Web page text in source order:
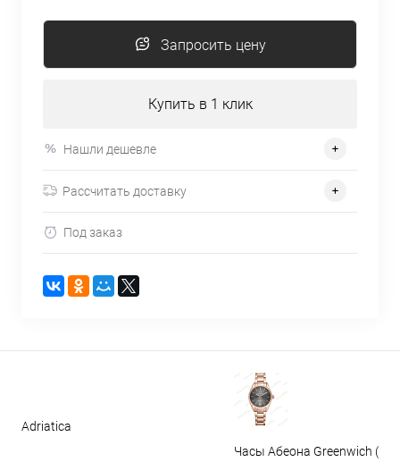
Запросить цену
Купить в 1 клик
Нашли дешевле
Рассчитать доставку
Под заказ
Adriatica
Часы Абеона Greenwich (GW